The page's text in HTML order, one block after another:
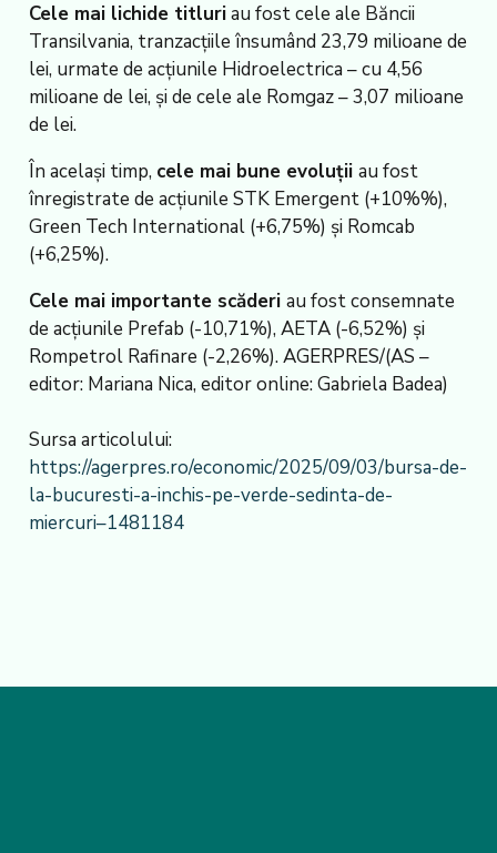
Cele mai lichide titluriau fost cele ale Băncii
Transilvania, tranzacțiile însumând 23,79 milioane de
lei, urmate de acțiunile Hidroelectrica – cu 4,56
milioane de lei, și de cele ale Romgaz – 3,07 milioane
de lei.
În același timp, cele mai bune evoluții au fost
înregistrate de acțiunile STK Emergent (+10%%),
Green Tech International (+6,75%) și Romcab
(+6,25%).
Cele mai importante scăderi au fost consemnate
de acțiunile Prefab (-10,71%), AETA (-6,52%) și
Rompetrol Rafinare (-2,26%). AGERPRES/(AS –
editor: Mariana Nica, editor online: Gabriela Badea)
Sursa articolului:
https://agerpres.ro/economic/2025/09/03/bursa-de-
la-bucuresti-a-inchis-pe-verde-sedinta-de-
miercuri–1481184